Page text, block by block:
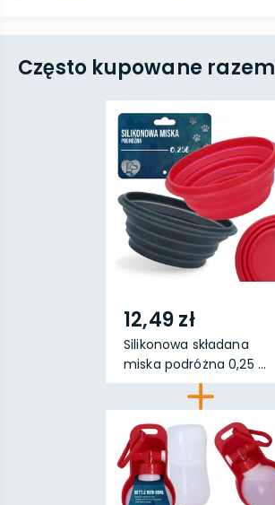
Często kupowane razem
12,49 zł
Silikonowa składana
miska podróżna 0,25 ...